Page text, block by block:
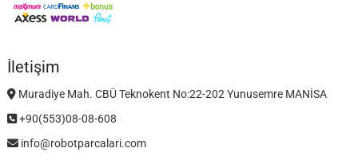
İletişim
Muradiye Mah. CBÜ Teknokent No:22-202 Yunusemre MANİSA
+90(553)08-08-608
info@robotparcalari.com